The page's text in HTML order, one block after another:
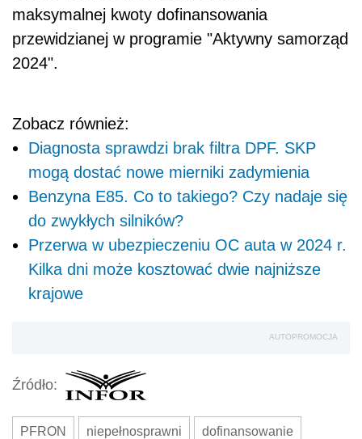
maksymalnej kwoty dofinansowania
przewidzianej w programie "Aktywny samorząd
2024".
Zobacz również:
Diagnosta sprawdzi brak filtra DPF. SKP
mogą dostać nowe mierniki zadymienia
Benzyna E85. Co to takiego? Czy nadaje się
do zwykłych silników?
Przerwa w ubezpieczeniu OC auta w 2024 r.
Kilka dni może kosztować dwie najniższe
krajowe
AUTOPROMOCJA
Źródło:
PFRON niepełnosprawni dofinansowanie